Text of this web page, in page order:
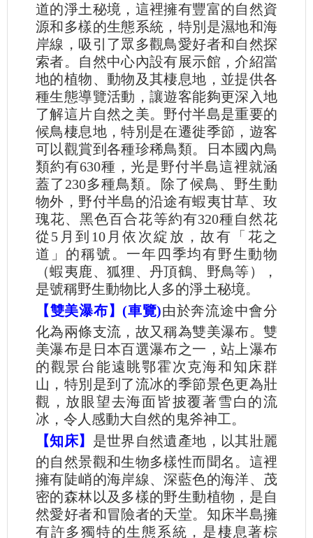
道的淨土秘境，這裡擁有豐富的自然資
源和多樣的生態系統，特別是濕地和海
岸線，吸引了眾多觀鳥愛好者和自然探
索者。自然中心內設有展示館，介紹當
地的植物、動物及其棲息地，並提供各
種生態導覽活動，讓遊客能夠更深入地
了解這片自然之美。野付半島是重要的
候鳥棲息地，特別是在遷徙季節，遊客
可以觀賞到各種珍稀鳥類。日本國內鳥
類約有630種，光是野付半島這裡就涵
蓋了230多種鳥類。除了候鳥、野生動
物外，野付半島的沿途有蝦夷甘草、玫
瑰花、黑色百合花等約有320種自然花
從5月到10月依次綻放，故有「花之
道」的稱號。一年四季均有野生動物
（蝦夷鹿、狐狸、丹頂鶴、野鳥等），
是號稱野生動物比人多的淨土秘境。
【雙美瀑布】(車覽)由於奔流途中會分
化為兩條支流，故又稱為雙美瀑布。雙
美瀑布是日本百選瀑布之一，站上瀑布
的觀景台能遠眺鄂霍次克海和知床群
山，特別是到了流冰的季節景色更為壯
觀，放眼望去海面皆披覆著雪白的流
冰，令人感動大自然的鬼斧神工。
【知床】 是世界自然遺產地，以其壯麗
的自然景觀和生物多樣性而聞名。這裡
擁有陡峭的海岸線、深藍色的海洋、茂
密的森林以及多樣的野生動植物，是自
然愛好者和冒險者的天堂。知床半島擁
有許多獨特的生態系統，是棲息著棕